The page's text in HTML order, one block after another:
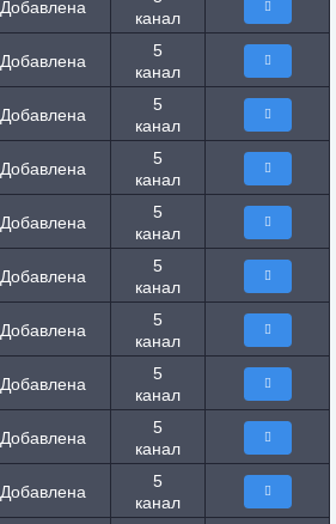
Добавлена
канал
Добавлена
5
канал
Добавлена
5
канал
Добавлена
5
канал
Добавлена
5
канал
Добавлена
5
канал
Добавлена
5
канал
Добавлена
5
канал
Добавлена
5
канал
Добавлена
5
канал